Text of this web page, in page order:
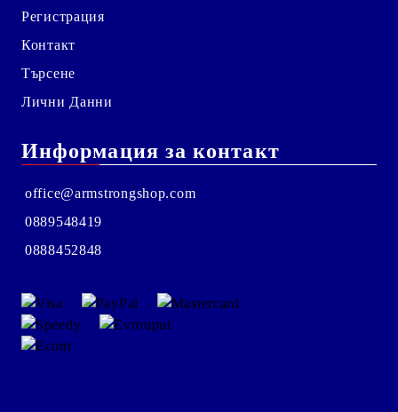
Регистрация
Контакт
Търсене
Лични Данни
Информация за контакт
office@armstrongshop.com
0889548419
0888452848